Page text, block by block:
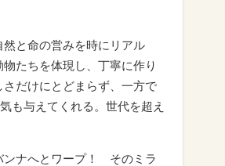
と命の営みを時にリアル
たちを体現し、丁寧に作り
だけにとどまらず、一方で
も与えてくれる。世代を超え
ンナへとワープ！ そのミラ